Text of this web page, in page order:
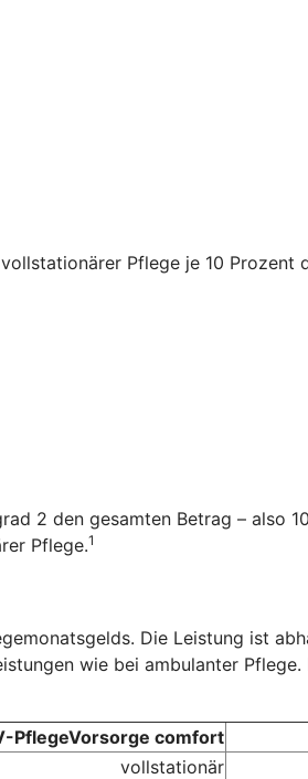
Pflege je 10 Prozent
2 den gesamten Betrag – also
Pflege.1
Die Leistung ist
wie bei ambulanter
PflegeVorsorge comfort
vollstationär